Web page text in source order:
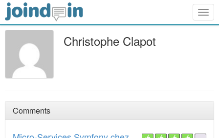
Christophe Clapot
Comments